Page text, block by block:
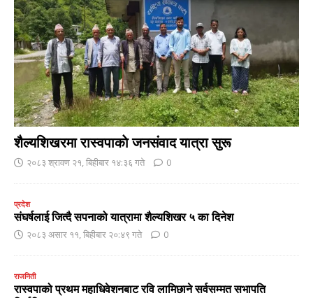
शैल्यशिखरमा रास्वपाकाे जनसंवाद यात्रा सुरू
२०८३ श्रावण २१, बिहीबार १४:३६ गते 0
प्रदेश
संघर्षलाई जित्दै सपनाको यात्रामा शैल्यशिखर ५ का दिनेश
२०८३ असार ११, बिहीबार २०:४९ गते 0
राजनिती
रास्वपाको प्रथम महाधिवेशनबाट रवि लामिछाने सर्वसम्मत सभापति